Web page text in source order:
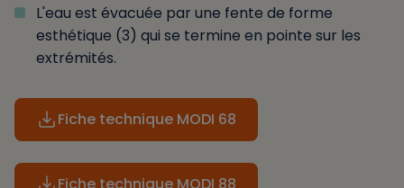
L'eau est évacuée par une fente de forme
esthétique (3) qui se termine en pointe sur les
extrémités.
Fiche technique MODI 68